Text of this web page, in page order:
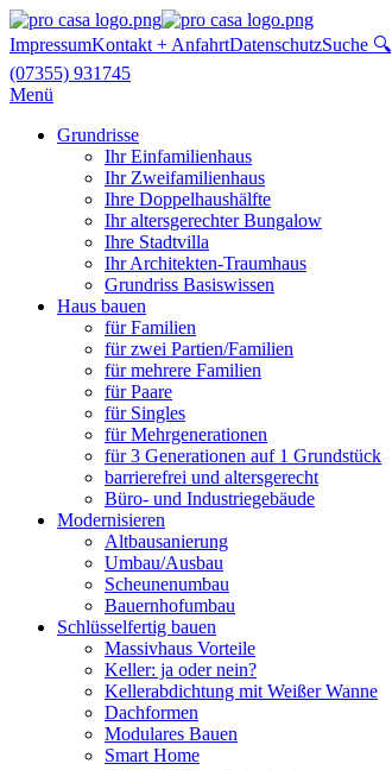
ImpressumKontakt + AnfahrtDatenschutzSuche 🔍
(07355) 931745
Menü
Grundrisse
Ihr Einfamilienhaus
Ihr Zweifamilienhaus
Ihre Doppelhaushälfte
Ihr altersgerechter Bungalow
Ihre Stadtvilla
Ihr Architekten-Traumhaus
Grundriss Basiswissen
Haus bauen
für Familien
für zwei Partien/Familien
für mehrere Familien
für Paare
für Singles
für Mehrgenerationen
für 3 Generationen auf 1 Grundstück
barrierefrei und altersgerecht
Büro- und Industriegebäude
Modernisieren
Altbausanierung
Umbau/Ausbau
Scheunenumbau
Bauernhofumbau
Schlüsselfertig bauen
Massivhaus Vorteile
Keller: ja oder nein?
Kellerabdichtung mit Weißer Wanne
Dachformen
Modulares Bauen
Smart Home